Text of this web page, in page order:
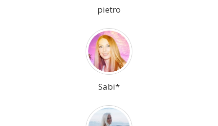
pietro
Sabi*